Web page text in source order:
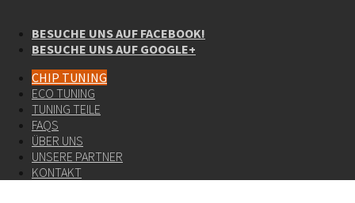
BESUCHE UNS AUF FACEBOOK!
BESUCHE UNS AUF GOOGLE+
CHIP TUNING
ECO TUNING
TUNING TEILE
FAQS
ÜBER UNS
UNSERE PARTNER
KONTAKT